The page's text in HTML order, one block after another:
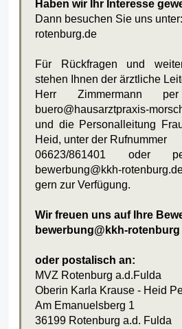
Haben wir Ihr Interesse
Dann besuchen Sie uns unter:
rotenburg.de
Für Rückfragen und
stehen Ihnen der ärztliche
Herr Zimmermann
buero@hausarztpraxis-
und die Personalleitung
Heid, unter der Rufnummer
06623/861401 oder
bewerbung@kkh-
gern zur Verfügung.
Wir freuen uns auf Ihre
bewerbung@kkh-rotenburg
oder postalisch an:
MVZ Rotenburg a.d.Fulda
Oberin Karla Krause - Heid
Am Emanuelsberg 1
36199 Rotenburg a.d. Fulda